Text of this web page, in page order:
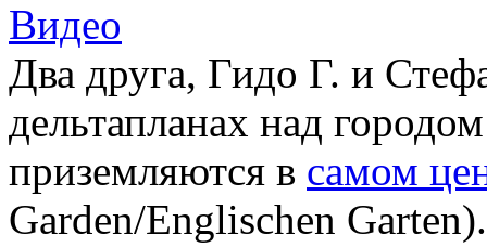
Видео
Два друга, Гидо Г. и
дельтапланах над
приземляются в самом
Garden/Englischen Garten).